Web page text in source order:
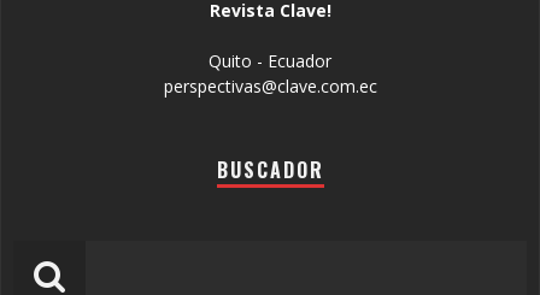
Revista Clave!
Quito - Ecuador
perspectivas@clave.com.ec
BUSCADOR